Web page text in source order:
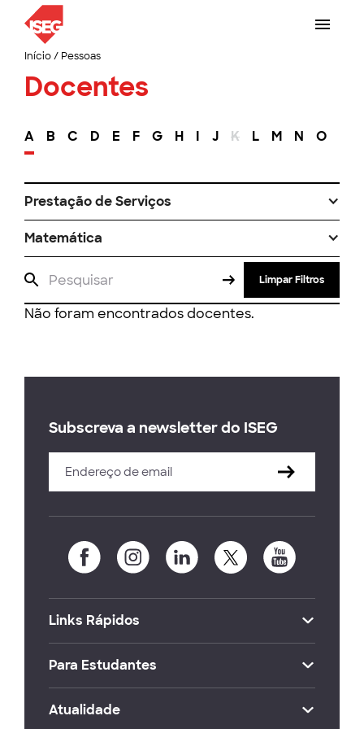
Início/ Pessoas
Docentes
A B C D E F G H I J K L M N O
Prestação de Serviços
Matemática
Limpar Filtros
Não foram encontrados docentes.
Subscreva a newsletter do ISEG
Links Rápidos
Para Estudantes
Atualidade